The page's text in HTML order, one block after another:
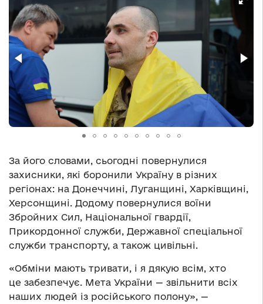
За його словами, сьогодні повернулися
захисники, які боронили Україну в різних
регіонах: на Донеччині, Луганщині, Харківщині,
Херсонщині. Додому повернулися воїни
Збройних Сил, Національної гвардії,
Прикордонної служби, Державної спеціальної
служби транспорту, а також цивільні.
«Обміни мають тривати, і я дякую всім, хто
це забезпечує. Мета України — звільнити всіх
наших людей із російського полону», —